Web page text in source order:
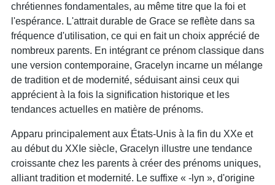
chrétiennes fondamentales, au même titre que la foi et
l'espérance. L'attrait durable de Grace se reflète dans sa
fréquence d'utilisation, ce qui en fait un choix apprécié de
nombreux parents. En intégrant ce prénom classique dans
une version contemporaine, Gracelyn incarne un mélange
de tradition et de modernité, séduisant ainsi ceux qui
apprécient à la fois la signification historique et les
tendances actuelles en matière de prénoms.
Apparu principalement aux États-Unis à la fin du XXe et
au début du XXIe siècle, Gracelyn illustre une tendance
croissante chez les parents à créer des prénoms uniques,
alliant tradition et modernité. Le suffixe « -lyn », d'origine